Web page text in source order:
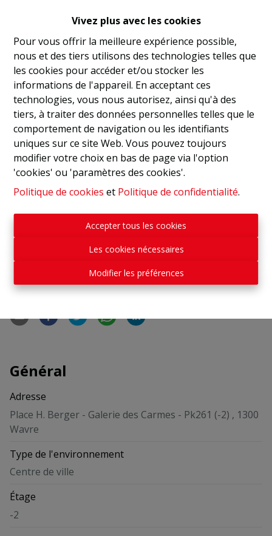
Vivez plus avec les cookies
Pour vous offrir la meilleure expérience possible,
nous et des tiers utilisons des technologies telles que
les cookies pour accéder et/ou stocker les
informations de l'appareil. En acceptant ces
technologies, vous nous autorisez, ainsi qu'à des
tiers, à traiter des données personnelles telles que le
comportement de navigation ou les identifiants
uniques sur ce site Web. Vous pouvez toujours
modifier votre choix en bas de page via l'option
'cookies' ou 'paramètres des cookies'.
Politique de cookies et Politique de confidentialité.
Accepter tous les cookies
Les cookies nécessaires
Modifier les préférences
commerces, BONNIVERS - 2D vous présente un
emplacement de parking sous-terrain.
Idéalement situé, il offre un confort de parcage facile
pour les personnes habitant le centre ville ou les
commerçants
Une porte électrique referme et sécurise ce parking
privatif.
Obligation locative à respecter - Pour véhicule de
maximum 2M de haut - Prix : 12.500€
📞 Contactez-nous ! 010.24.72.92 -
bonnivers@immodeuxd.be
Partager
Général
Adresse
Place H. Berger - Galerie des Carmes - Pk261 (-2) , 1300
Wavre
Type de l'environnement
Centre de ville
Étage
-2